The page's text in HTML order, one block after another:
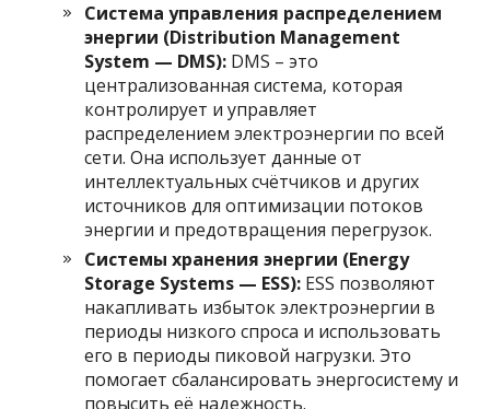
Система управления распределением
энергии (Distribution Management
System — DMS): DMS – это
централизованная система, которая
контролирует и управляет
распределением электроэнергии по всей
сети. Она использует данные от
интеллектуальных счётчиков и других
источников для оптимизации потоков
энергии и предотвращения перегрузок.
Системы хранения энергии (Energy
Storage Systems — ESS): ESS позволяют
накапливать избыток электроэнергии в
периоды низкого спроса и использовать
его в периоды пиковой нагрузки. Это
помогает сбалансировать энергосистему и
повысить её надежность.